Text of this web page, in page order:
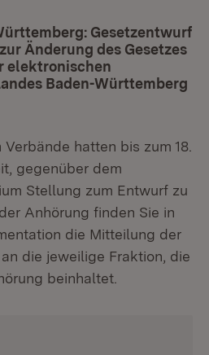
Gesetzentwurf
Änderung des Gesetzes
elektronischen
Baden-Württemberg
hatten bis zum 18.
gegenüber dem
Stellung zum Entwurf zu
Anhörung finden Sie in
die Mitteilung der
die jeweilige Fraktion, die
beinhaltet.